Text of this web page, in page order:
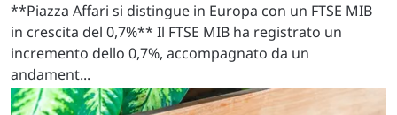
**Piazza Affari si distingue in Europa con un FTSE MIB
in crescita del 0,7%** Il FTSE MIB ha registrato un
incremento dello 0,7%, accompagnato da un
andament...